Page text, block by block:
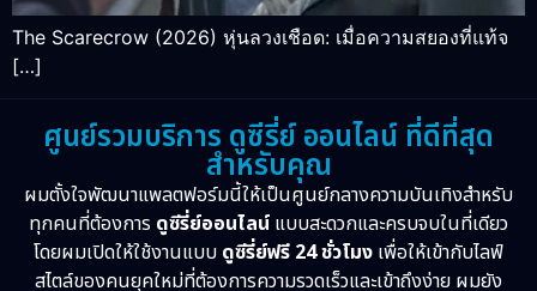
The Scarecrow (2026) หุ่นลวงเชือด: เมื่อความสยองที่แท้จ
[…]
ศูนย์รวมบริการ ดูซีรี่ย์ ออนไลน์ ที่ดีที่สุด
สำหรับคุณ
ผมตั้งใจพัฒนาแพลตฟอร์มนี้ให้เป็นศูนย์กลางความบันเทิงสำหรับ
ทุกคนที่ต้องการ ดูซีรี่ย์ออนไลน์ แบบสะดวกและครบจบในที่เดียว
โดยผมเปิดให้ใช้งานแบบ ดูซีรี่ย์ฟรี 24 ชั่วโมง เพื่อให้เข้ากับไลฟ์
สไตล์ของคนยุคใหม่ที่ต้องการความรวดเร็วและเข้าถึงง่าย ผมยัง